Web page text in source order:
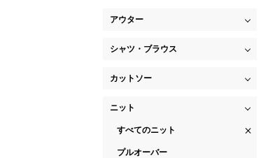
アウター
シャツ・ブラウス
カットソー
ニット
すべてのニット
プルオーバー